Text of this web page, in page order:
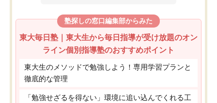
塾探しの窓口編集部からみた
東大毎日塾｜東大生から毎日指導が受け放題のオン
ライン個別指導塾のおすすめポイント
東大生のメソッドで勉強しよう！専用学習プランと
徹底的な管理
「勉強せざるを得ない」環境に追い込んでくれる工